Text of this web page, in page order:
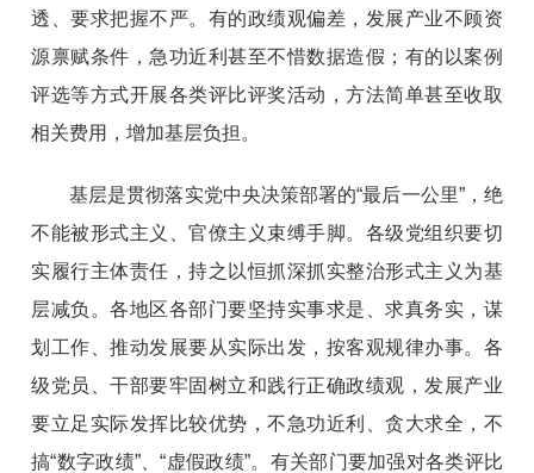
透、要求把握不严。有的政绩观偏差，发展产业不顾资
源禀赋条件，急功近利甚至不惜数据造假；有的以案例
评选等方式开展各类评比评奖活动，方法简单甚至收取
相关费用，增加基层负担。
基层是贯彻落实党中央决策部署的“最后一公里”，绝
不能被形式主义、官僚主义束缚手脚。各级党组织要切
实履行主体责任，持之以恒抓深抓实整治形式主义为基
层减负。各地区各部门要坚持实事求是、求真务实，谋
划工作、推动发展要从实际出发，按客观规律办事。各
级党员、干部要牢固树立和践行正确政绩观，发展产业
要立足实际发挥比较优势，不急功近利、贪大求全，不
搞“数字政绩”、“虚假政绩”。有关部门要加强对各类评比